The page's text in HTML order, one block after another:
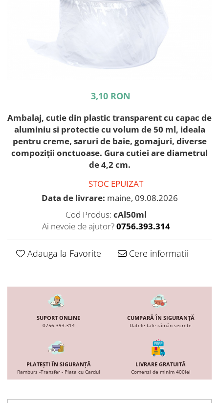
3,10 RON
Ambalaj, cutie din plastic transparent cu capac de
aluminiu si protectie cu volum de 50 ml, ideala
pentru creme, saruri de baie, gomajuri, diverse
compoziţii onctuoase. Gura cutiei are diametrul
de 4,2 cm.
STOC EPUIZAT
Data de livrare: maine, 09.08.2026
Cod Produs: cAl50ml
Ai nevoie de ajutor?0756.393.314
Adauga la Favorite Cere informatii
SUPORT ONLINE
0756.393.314
CUMPARĂ ÎN SIGURANȚĂ
Datele tale rămân secrete
PLATEȘTI ÎN SIGURANȚĂ
Ramburs -Transfer - Plata cu Cardul
LIVRARE GRATUITĂ
Comenzi de minim 400lei